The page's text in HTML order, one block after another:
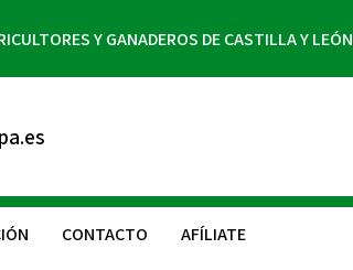
Y GANADEROS DE CASTILLA Y LEÓN
CONTACTO AFÍLIATE